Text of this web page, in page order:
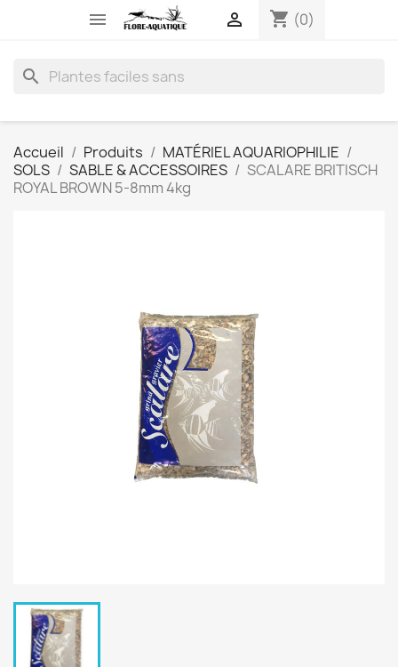
 shopping_cart (0)

search
Accueil Produits
MATÉRIEL AQUARIOPHILIE
SOLS
SABLE & ACCESSOIRES
SCALARE BRITISCH
ROYAL BROWN 5-8mm 4kg